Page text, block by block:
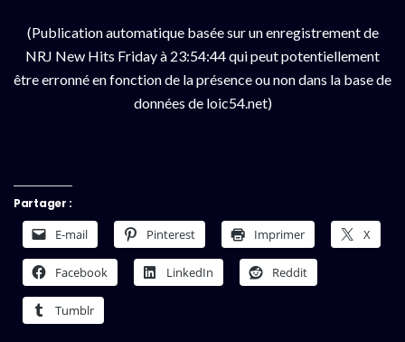
(Publication automatique basée sur un enregistrement de
NRJ New Hits Friday à 23:54:44 qui peut potentiellement
être erronné en fonction de la présence ou non dans la base de
données de loic54.net)
Partager :
E-mail Pinterest Imprimer X
Facebook LinkedIn Reddit
Tumblr